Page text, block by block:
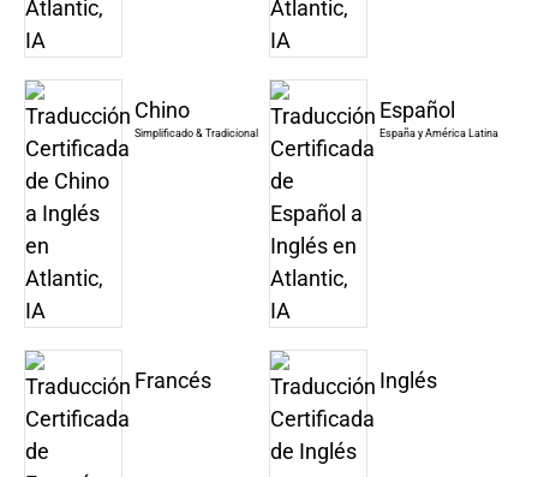
Chino
Simplificado & Tradicional
Español
España y América Latina
Francés Inglés